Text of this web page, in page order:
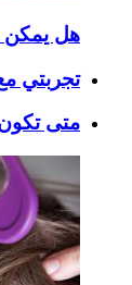
هل يمكن
تجربتي
متى